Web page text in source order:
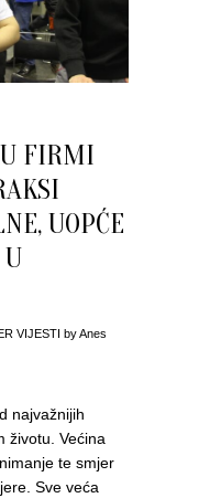
FIRMI
UOPĆE
VIJESTI byAnes
najvažnijih
životu. Većina
te smjer
Sve veća